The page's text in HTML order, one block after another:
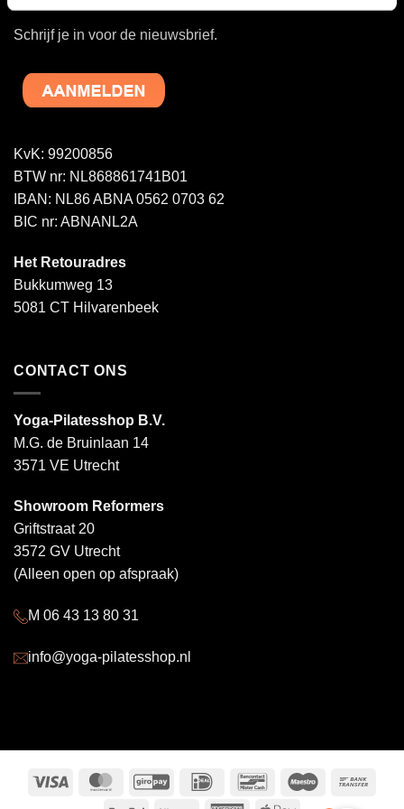
Schrijf je in voor de nieuwsbrief.
KvK: 99200856
BTW nr: NL868861741B01
IBAN: NL86 ABNA 0562 0703 62
BIC nr: ABNANL2A
Het Retouradres
Bukkumweg 13
5081 CT Hilvarenbeek
CONTACT ONS
Yoga-Pilatesshop B.V.
M.G. de Bruinlaan 14
3571 VE Utrecht
Showroom Reformers
Griftstraat 20
3572 GV Utrecht
(Alleen open op afspraak)
M 06 43 13 80 31
info@yoga-pilatesshop.nl
Visa MasterCardGiroPay IDeal BancontactMaestro